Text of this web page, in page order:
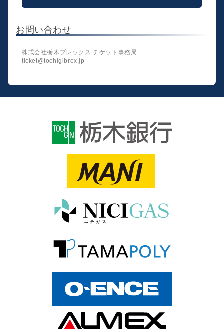
お問い合わせ
株式会社栃木ブレックス チケット事務局
ticket@tochigibrex.jp